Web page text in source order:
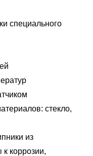
специального
стекло,
из
коррозии,